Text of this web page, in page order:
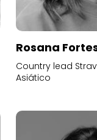
Rosana
Country lead
Asiático